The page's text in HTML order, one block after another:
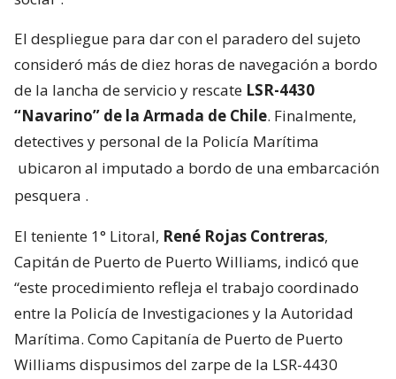
El despliegue para dar con el paradero del sujeto
consideró más de diez horas de navegación a bordo
de la lancha de servicio y rescate LSR-4430
“Navarino” de la Armada de Chile. Finalmente,
detectives y personal de la Policía Marítima
ubicaron al imputado a bordo de una embarcación
pesquera .
El teniente 1° Litoral, René Rojas Contreras,
Capitán de Puerto de Puerto Williams, indicó que
“este procedimiento refleja el trabajo coordinado
entre la Policía de Investigaciones y la Autoridad
Marítima. Como Capitanía de Puerto de Puerto
Williams dispusimos del zarpe de la LSR-4430